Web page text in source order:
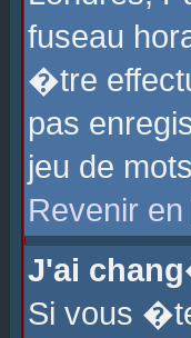
fuseau
�tre
pas
jeu de
Revenir
J'ai
Si vous